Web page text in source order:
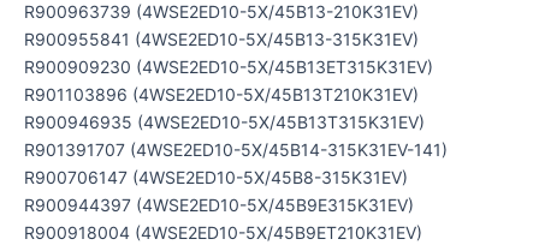
R900963739 (4WSE2ED10-5X/45B13-210K31EV)
R900955841 (4WSE2ED10-5X/45B13-315K31EV)
R900909230 (4WSE2ED10-5X/45B13ET315K31EV)
R901103896 (4WSE2ED10-5X/45B13T210K31EV)
R900946935 (4WSE2ED10-5X/45B13T315K31EV)
R901391707 (4WSE2ED10-5X/45B14-315K31EV-141)
R900706147 (4WSE2ED10-5X/45B8-315K31EV)
R900944397 (4WSE2ED10-5X/45B9E315K31EV)
R900918004 (4WSE2ED10-5X/45B9ET210K31EV)